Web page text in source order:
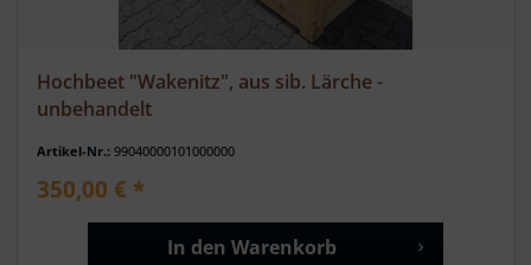
Hochbeet "Wakenitz", aus sib. Lärche -
unbehandelt
Artikel-Nr.: 99040000101000000
350,00 € *
In den Warenkorb